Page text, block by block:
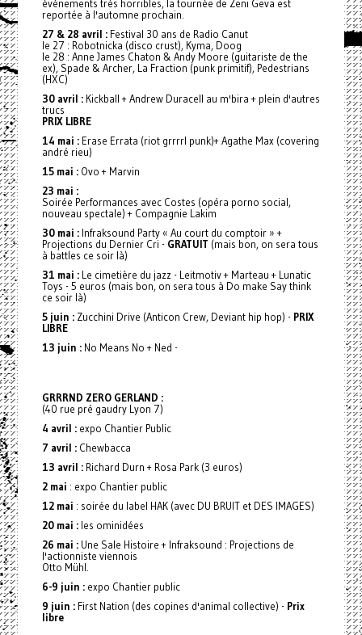
évènements très horribles, la tournée de Zeni Geva est
reportée à l'automne prochain.
27 & 28 avril :Festival 30 ans de Radio Canut
le 27 : Robotnicka (disco crust), Kyma, Doog
le 28 : Anne James Chaton & Andy Moore (guitariste de the
ex), Spade & Archer, La Fraction (punk primitif), Pedestrians
(HXC)
30 avril :Kickball + Andrew Duracell au m'bira + plein d'autres
trucs
PRIX LIBRE
14 mai :Erase Errata (riot grrrrl punk)+ Agathe Max (covering
andré rieu)
15 mai :Ovo + Marvin
23 mai :
Soirée Performances avec Costes (opéra porno social,
nouveau spectale) + Compagnie Lakim
30 mai :Infraksound Party « Au court du comptoir » +
Projections du Dernier Cri - GRATUIT (mais bon, on sera tous
à battles ce soir là)
31 mai :Le cimetière du jazz - Leitmotiv + Marteau + Lunatic
Toys - 5 euros (mais bon, on sera tous à Do make Say think
ce soir là)
5 juin :Zucchini Drive (Anticon Crew, Deviant hip hop) - PRIX
LIBRE
13 juin : No Means No + Ned -
GRRRND ZERO GERLAND :
(40 rue pré gaudry Lyon 7)
4 avril :expo Chantier Public
7 avril :Chewbacca
13 avril :Richard Durn + Rosa Park (3 euros)
2 mai : expo Chantier public
12 mai : soirée du label HAK (avec DU BRUIT et DES IMAGES)
20 mai :les ominidées
26 mai :Une Sale Histoire + Infraksound : Projections de
l'actionniste viennois
Otto Mühl.
6-9 juin :expo Chantier public
9 juin :First Nation (des copines d'animal collective) - Prix
libre